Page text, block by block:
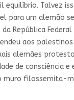
equilíbrio. Talvez
para um alemão
República
aos
alemães
de consciência
muro filossemita-